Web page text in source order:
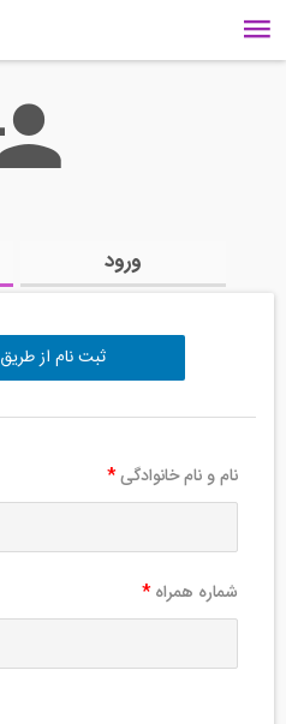
ورود
ثبت نام از طریق LinkedIn
نام و نام خانوادگی*
شماره همراه *